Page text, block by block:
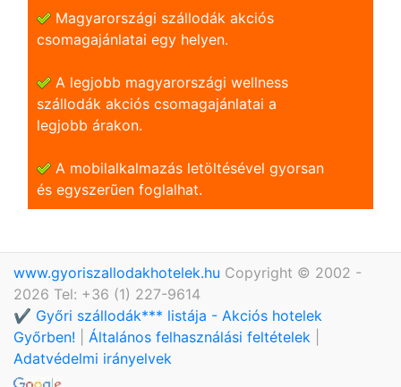
Magyarországi szállodák akciós
csomagajánlatai egy helyen.
A legjobb magyarországi wellness
szállodák akciós csomagajánlatai a
legjobb árakon.
A mobilalkalmazás letöltésével gyorsan
és egyszerũen foglalhat.
www.gyoriszallodakhotelek.hu Copyright © 2002 -
2026 Tel: +36 (1) 227-9614
✔️ Győri szállodák*** listája - Akciós hotelek
Győrben!
Általános felhasználási feltételek
Adatvédelmi irányelvek